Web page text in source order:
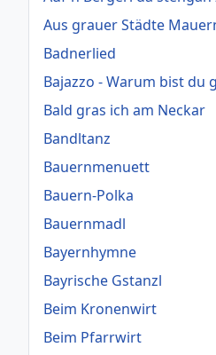
Aus grauer Städte
Badnerlied
Bajazzo - Warum bist du
Bald gras ich am Neckar
Bandltanz
Bauernmenuett
Bauern-Polka
Bauernmadl
Bayernhymne
Bayrische Gstanzl
Beim Kronenwirt
Beim Pfarrwirt